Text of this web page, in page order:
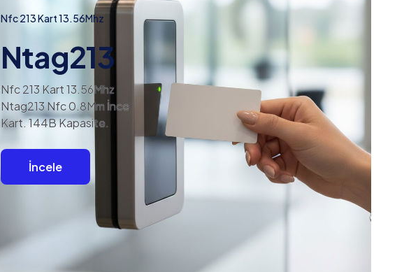
Nfc 213 Kart 13.56Mhz
Ntag213
Nfc 213 Kart 13.56Mhz
Ntag213 Nfc 0.8Mm İnce
Kart. 144B Kapasite.
İncele